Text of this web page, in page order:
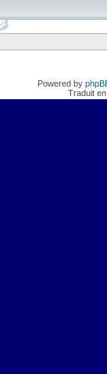
Powered by
Traduit